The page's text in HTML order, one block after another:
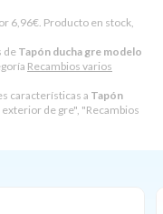
6,96€ . Producto en stock,
deTapón ducha gre modelo
Recambios varios
características a Tapón
de gre", "Recambios